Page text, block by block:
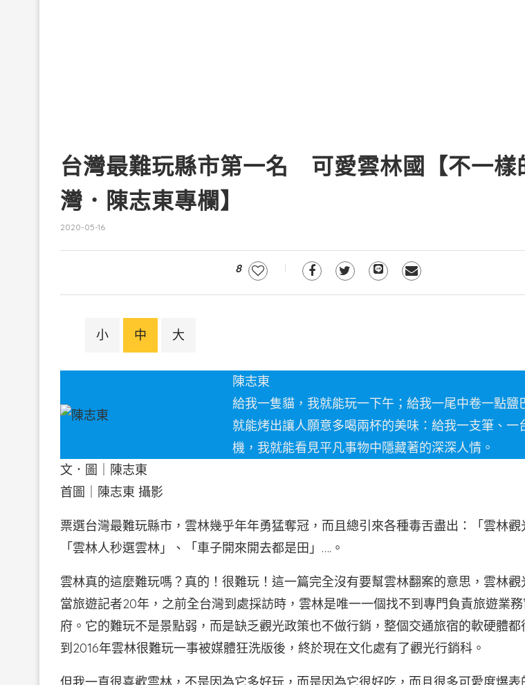
台灣最難玩縣市第一名 可愛雲林國【不一樣
灣．陳志東專欄】
2020-05-16
8
小 中 大
陳志東
給我一隻貓，我就能玩一下午；給我一尾中卷一點鹽
就能烤出讓人願意多喝兩杯的美味：給我一支筆、一
機，我就能看見平凡事物中隱藏著的深深人情。
文．圖｜陳志東
首圖｜陳志東 攝影
票選台灣最難玩縣市，雲林幾乎年年勇猛奪冠，而且總引來各種毒舌盡出：「雲林觀
「雲林人秒選雲林」、「車子開來開去都是田」….。
雲林真的這麼難玩嗎？真的！很難玩！這一篇完全沒有要幫雲林翻案的意思，雲林
當旅遊記者20年，之前全台灣到處採訪時，雲林是唯一一個找不到專門負責旅遊業
府。它的難玩不是景點弱，而是缺乏觀光政策也不做行銷，整個交通旅宿的軟硬體都
到2016年雲林很難玩一事被媒體狂洗版後，終於現在文化處有了觀光行銷科。